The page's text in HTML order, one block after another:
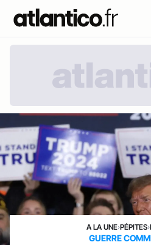
A LA UNE›PÉPITES›
GUERRE